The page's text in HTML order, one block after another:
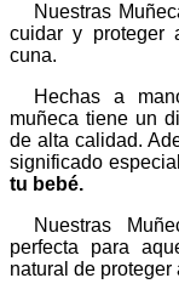
Nuestras
cuidar y proteger
cuna.
Hechas a
muñeca tiene un
de alta calidad.
significado
tu bebé.
Nuestras
perfecta para
natural de proteger